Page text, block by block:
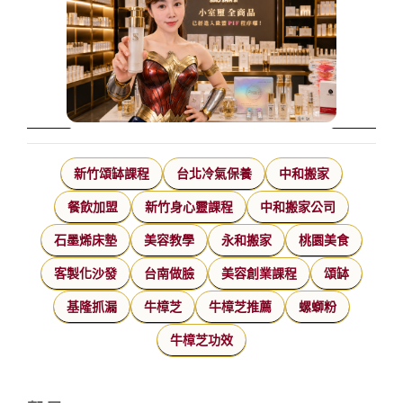
新竹頌缽課程 台北冷氣保養 中和搬家
餐飲加盟 新竹身心靈課程 中和搬家公司
石墨烯床墊 美容教學 永和搬家 桃園美食
客製化沙發 台南做臉 美容創業課程 頌缽
基隆抓漏 牛樟芝 牛樟芝推薦 螺螄粉
牛樟芝功效